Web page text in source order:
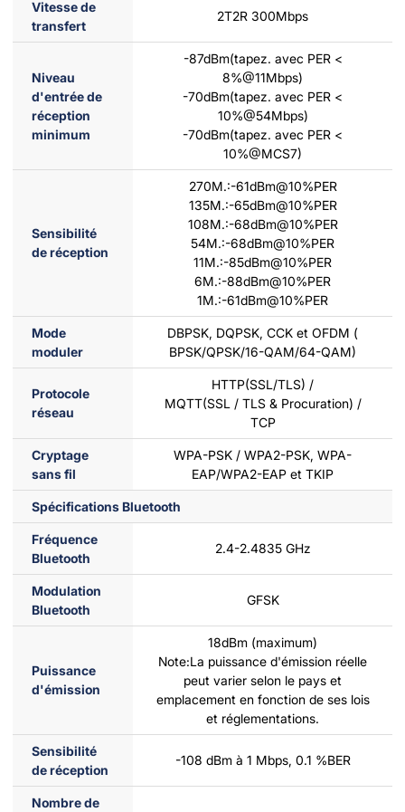
Vitesse de
transfert
2T2R 300Mbps
Niveau
d'entrée de
réception
minimum
-87dBm(tapez. avec PER <
8%@11Mbps)
-70dBm(tapez. avec PER <
10%@54Mbps)
-70dBm(tapez. avec PER <
10%@MCS7)
Sensibilité
de réception
270M.:-61dBm@10%PER
135M.:-65dBm@10%PER
108M.:-68dBm@10%PER
54M.:-68dBm@10%PER
11M.:-85dBm@10%PER
6M.:-88dBm@10%PER
1M.:-61dBm@10%PER
Mode
moduler
DBPSK, DQPSK, CCK et OFDM (
BPSK/QPSK/16-QAM/64-QAM)
Protocole
réseau
HTTP(SSL/TLS) /
MQTT(SSL / TLS & Procuration) /
TCP
Cryptage
sans fil
WPA-PSK / WPA2-PSK, WPA-
EAP/WPA2-EAP et TKIP
Spécifications Bluetooth
Fréquence
Bluetooth
2.4-2.4835 GHz
Modulation
Bluetooth
GFSK
Puissance
d'émission
18dBm (maximum)
Note:La puissance d'émission réelle
peut varier selon le pays et
emplacement en fonction de ses lois
et réglementations.
Sensibilité
de réception
-108 dBm à 1 Mbps, 0.1 %BER
Nombre de